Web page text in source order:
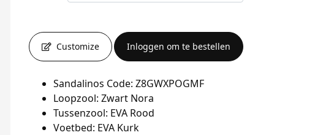
Customize Inloggen om te bestellen
Sandalinos Code: Z8GWXPOGMF
Loopzool: Zwart Nora
Tussenzool: EVA Rood
Voetbed: EVA Kurk